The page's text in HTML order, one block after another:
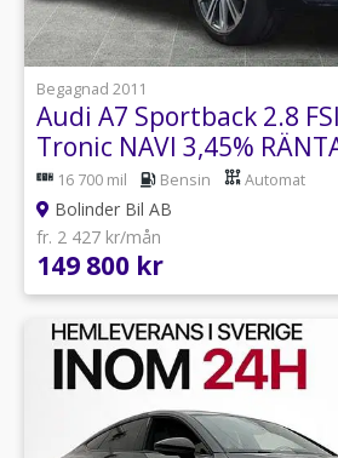
Begagnad 2011
Audi A7 Sportback 2.8
Tronic NAVI 3,45%
16 700 mil Bensin Automat
Bolinder Bil AB
fr. 2 427 kr/mån
149 800 kr